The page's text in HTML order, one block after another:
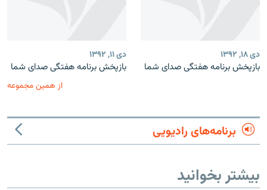
دی ۱۸, ۱۳۹۲
بازپخش برنامه‌ هفتگی صدای شما
دی ۱۱, ۱۳۹۲
بازپخش برنامه‌ هفتگی صدای شما
از همین مجموعه
برنامه‌های رادیویی
بیشتر بخوانید